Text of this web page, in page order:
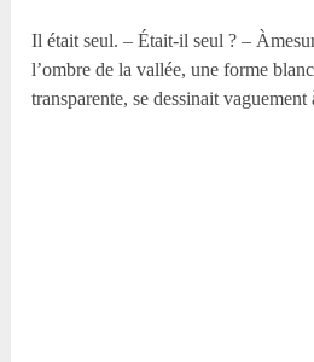
Il était seul. – Était-il seul ? –
l’ombre de la vallée, une forme
transparente, se dessinait vaguement